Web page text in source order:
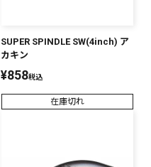
SUPER SPINDLE SW(4inch) ア
カキン
¥858税込
在庫切れ